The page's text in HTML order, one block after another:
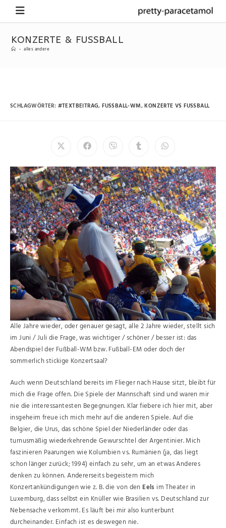
KONZERTE & FUSSBALL
- alles andere
SCHLAGWÖRTER: #TEXTBEITRAG, FUSSBALL-WM ,KONZERTE VS FUSSBALL
Alle Jahre wieder, oder genauer gesagt, alle 2 Jahre wieder, stellt sich
im Juni / Juli die Frage, was wichtiger / schöner / besser ist: das
Abendspiel der Fußball-WM bzw. Fußball-EM oder doch der
sommerlich stickige Konzertsaal?
Auch wenn Deutschland bereits im Flieger nach Hause sitzt, bleibt für
mich die Frage offen. Die Spiele der Mannschaft sind und waren mir
nie die interessantesten Begegnungen. Klar fiebere ich hier mit, aber
insgeheim freue ich mich mehr auf die anderen Spiele. Auf die
Belgier, die Urus, das schöne Spiel der Niederländer oder das
turnusmäßig wiederkehrende Gewurschtel der Argentinier. Mich
faszinieren Paarungen wie Kolumbien vs. Rumänien (ja, das liegt
schon länger zurück; 1994) einfach zu sehr, um an etwas Anderes
denken zu können. Andererseits begeistern mich
Konzertankündigungen wie z. B. die von den Eels im Theater in
Luxemburg, dass selbst ein Knüller wie Brasilien vs. Deutschland zur
Nebensache verkommt. Es läuft bei mir also kunterbunt
durcheinander. Einfach ist es deswegen nie.